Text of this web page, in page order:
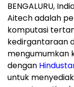
BENGALURU,
Aitech adalah
komputasi
kedirgantaraan
mengumumkan
dengan
untuk